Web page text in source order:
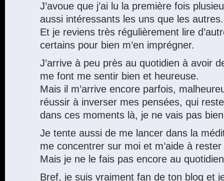
J’avoue que j’ai lu la première fois
aussi intéressants les uns que les autres.
Et je reviens très régulièrement lire
certains pour bien m’en imprégner.
J’arrive à peu près au quotidien à avoir
me font me sentir bien et heureuse.
Mais il m’arrive encore parfois,
réussir à inverser mes pensées, qui
dans ces moments là, je ne vais pas
Je tente aussi de me lancer dans la
me concentrer sur moi et m’aide à
Mais je ne le fais pas encore au
Bref, je suis vraiment fan de ton blog et